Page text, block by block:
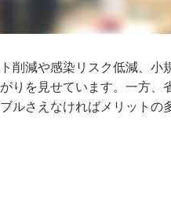
削減や感染リスク低減、小
りを見せています。一方
ルさえなければメリットの